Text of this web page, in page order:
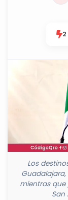
2
Los
mientras que
San